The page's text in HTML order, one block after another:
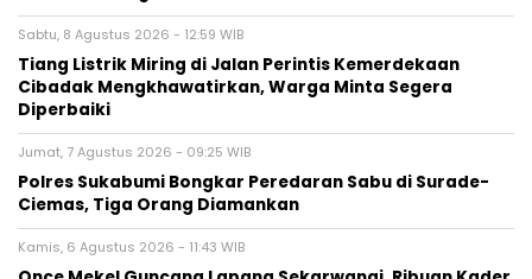
Sabtu, 8 Agustus 2026 - 12:59 WIB
Tiang Listrik Miring di Jalan Perintis Kemerdekaan
Cibadak Mengkhawatirkan, Warga Minta Segera
Diperbaiki
Jumat, 7 Agustus 2026 - 09:25 WIB
Polres Sukabumi Bongkar Peredaran Sabu di Surade-
Ciemas, Tiga Orang Diamankan
Kamis, 6 Agustus 2026 - 11:43 WIB